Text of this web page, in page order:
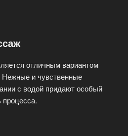
отличным вариантом
Нежные и чувственные
с водой придают особый
процесса.